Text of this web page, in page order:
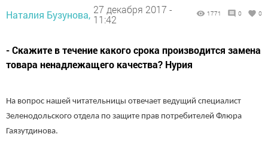
Наталия Бузунова, 27 декабря 2017 -
11:42
1771 0 0
- Скажите в течение какого срока производится замена
товара ненадлежащего качества? Нурия
На вопрос нашей читательницы отвечает ведущий специалист
Зеленодольского отдела по защите прав потребителей Флюра
Гаязутдинова.